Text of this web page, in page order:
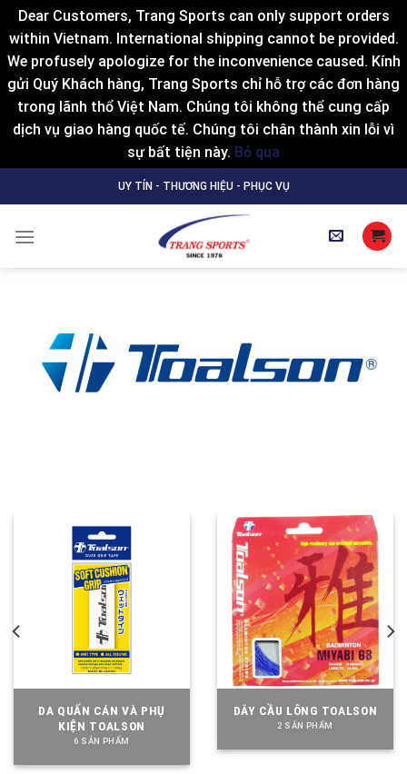
Dear Customers, Trang Sports can only support orders
within Vietnam. International shipping cannot be provided.
We profusely apologize for the inconvenience caused. Kính
gửi Quý Khách hàng, Trang Sports chỉ hỗ trợ các đơn hàng
trong lãnh thổ Việt Nam. Chúng tôi không thể cung cấp
dịch vụ giao hàng quốc tế. Chúng tôi chân thành xin lỗi vì
sự bất tiện này. Bỏ qua
to
UY TÍN - THƯƠNG HIỆU - PHỤC VỤ
DA QUẤN CÁN VÀ PHỤ
KIỆN TOALSON
6 SẢN PHẨM
DÂY CẦU LÔNG TOALSON
2 SẢN PHẨM